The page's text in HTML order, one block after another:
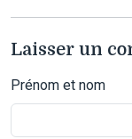
Laisser un
Prénom et nom